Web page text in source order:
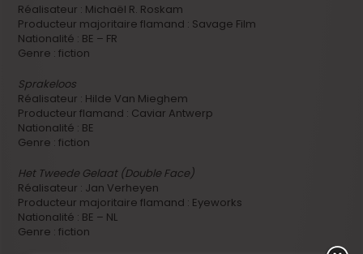
Réalisateur : Michaël R. Roskam
Producteur majoritaire flamand : Savage Film
Nationalité : BE – FR
Genre : fiction
Sprakeloos
Réalisateur : Hilde Van Mieghem
Producteur flamand : Caviar Antwerp
Nationalité : BE
Genre : fiction
Het Tweede Gelaat (Double Face)
Réalisateur : Jan Verheyen
Producteur majoritaire flamand : Eyeworks
Nationalité : BE – NL
Genre : fiction